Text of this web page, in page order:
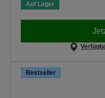
Auf Lager
Bestseller